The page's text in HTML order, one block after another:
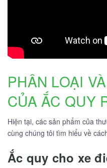
PHÂN LOẠI
CỦA ẮC QUY
Hiện tại, các sản phẩm của
cùng chúng tôi tìm hiểu về
Ắc quy cho xe